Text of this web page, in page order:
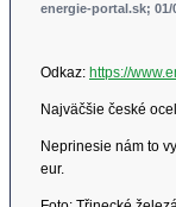
energie-portal.sk; 01/
Odkaz: https://
Najväčšie české
Neprinesie nám to
eur.